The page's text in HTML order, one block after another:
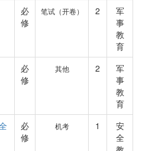
必
修
笔试（开卷） 2
军
事
教
育
必
修
其他 2
军
事
教
育
必
修
机考 1
安
全